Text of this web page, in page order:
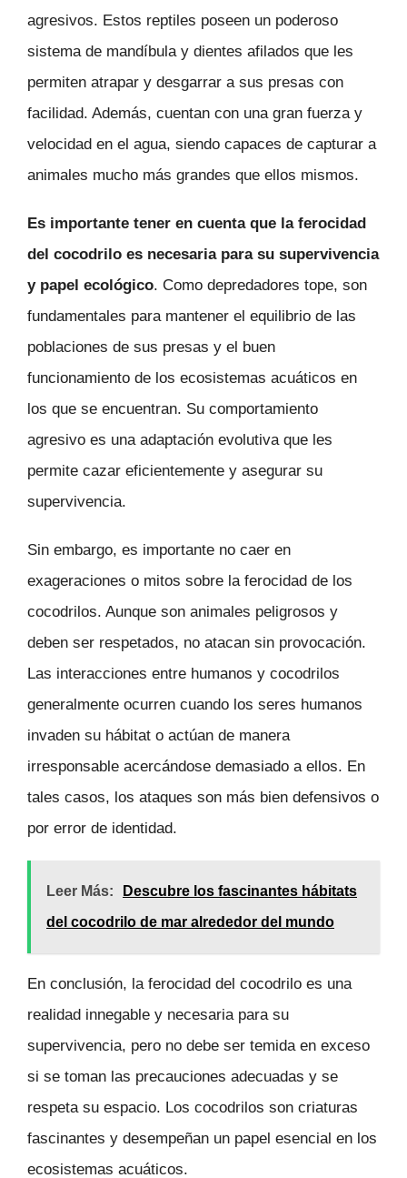
agresivos. Estos reptiles poseen un poderoso
sistema de mandíbula y dientes afilados que les
permiten atrapar y desgarrar a sus presas con
facilidad. Además, cuentan con una gran fuerza y
velocidad en el agua, siendo capaces de capturar a
animales mucho más grandes que ellos mismos.
Es importante tener en cuenta que la ferocidad
del cocodrilo es necesaria para su supervivencia
y papel ecológico. Como depredadores tope, son
fundamentales para mantener el equilibrio de las
poblaciones de sus presas y el buen
funcionamiento de los ecosistemas acuáticos en
los que se encuentran. Su comportamiento
agresivo es una adaptación evolutiva que les
permite cazar eficientemente y asegurar su
supervivencia.
Sin embargo, es importante no caer en
exageraciones o mitos sobre la ferocidad de los
cocodrilos. Aunque son animales peligrosos y
deben ser respetados, no atacan sin provocación.
Las interacciones entre humanos y cocodrilos
generalmente ocurren cuando los seres humanos
invaden su hábitat o actúan de manera
irresponsable acercándose demasiado a ellos. En
tales casos, los ataques son más bien defensivos o
por error de identidad.
Leer Más:
Descubre los fascinantes hábitats
del cocodrilo de mar alrededor del mundo
En conclusión, la ferocidad del cocodrilo es una
realidad innegable y necesaria para su
supervivencia, pero no debe ser temida en exceso
si se toman las precauciones adecuadas y se
respeta su espacio. Los cocodrilos son criaturas
fascinantes y desempeñan un papel esencial en los
ecosistemas acuáticos.